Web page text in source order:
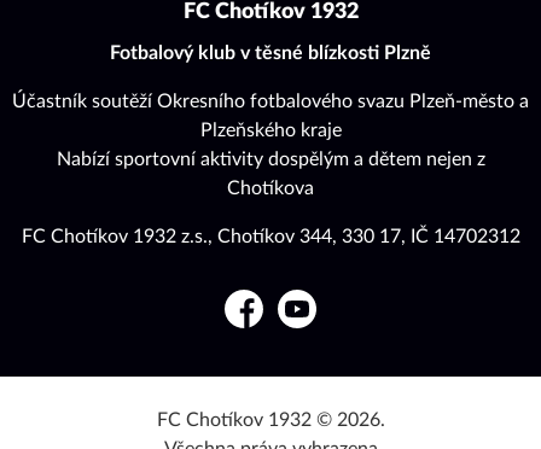
FC Chotíkov 1932
Fotbalový klub v těsné blízkosti Plzně
Účastník soutěží Okresního fotbalového svazu Plzeň-město a
Plzeňského kraje
Nabízí sportovní aktivity dospělým a dětem nejen z
Chotíkova
FC Chotíkov 1932 z.s., Chotíkov 344, 330 17, IČ 14702312
FacebookYouTube
FC Chotíkov 1932 © 2026.